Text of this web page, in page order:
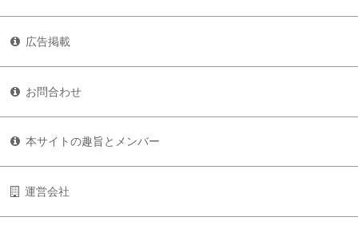
広告掲載
お問合わせ
本サイトの趣旨とメンバー
運営会社